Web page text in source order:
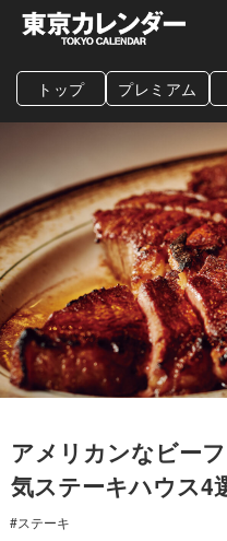
グ
トップ プレミアム
アメリカンなビー
気ステーキハウス4
#ステーキ